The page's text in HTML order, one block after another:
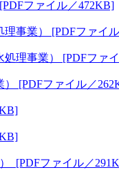
ファイル／472KB]
事業） [PDFファイ
理事業） [PDFファ
[PDFファイル／
[PDFファイル／